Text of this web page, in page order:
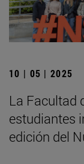
10 | 05 | 2025
La Facultad
estudiantes
edición del